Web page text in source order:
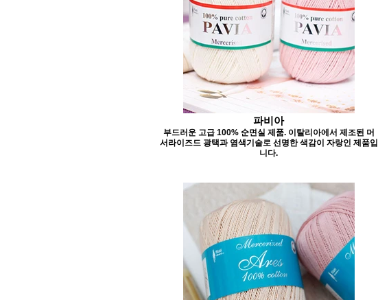
파비아
부드러운 고급 100% 순면실 제품. 이탈리아에서 제조된 머
서라이즈드 광택과 염색기술로 선명한 색감이 자랑인 제품입
니다.